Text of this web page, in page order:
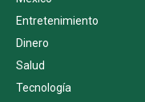
Entretenimiento
Dinero
Salud
Tecnología